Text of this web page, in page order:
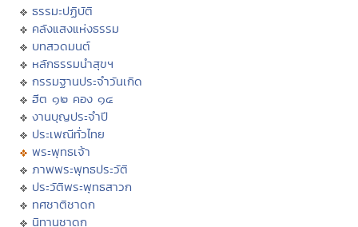
ธรรมะปฏิบัติ
คลังแสงแห่งธรรม
บทสวดมนต์
หลักธรรมนำสุขฯ
กรรมฐานประจำวันเกิด
ฮีต ๑๒ คอง ๑๔
งานบุญประจำปี
ประเพณีทั่วไทย
พระพุทธเจ้า
ภาพพระพุทธประวัติ
ประวัติพระพุทธสาวก
ทศชาติชาดก
นิทานชาดก